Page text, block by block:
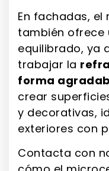
En fachadas,
también ofrece
equilibrado, ya
trabajar la
forma
crear
y decorativas,
exteriores con
Contacta con